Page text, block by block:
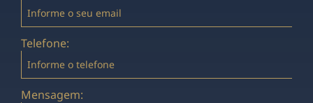
Telefone:
Mensagem: